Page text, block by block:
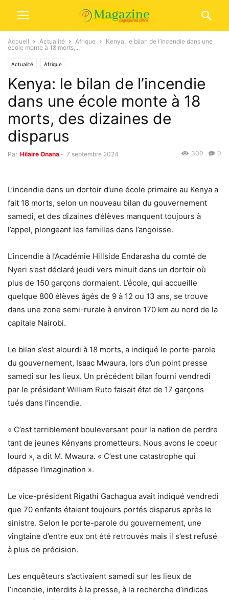
Accueil Actualité Afrique
Kenya: le bilan de l’incendie dans une
école monte à 18 morts,...
Actualité Afrique
Kenya: le bilan de l’incendie
dans une école monte à 18
morts, des dizaines de
disparus
Par Hilaire Onana - 7 septembre 2024 0
300
L’incendie dans un dortoir d’une école primaire au Kenya a
fait 18 morts, selon un nouveau bilan du gouvernement
samedi, et des dizaines d’élèves manquent toujours à
l’appel, plongeant les familles dans l’angoisse.
L’incendie à l’Académie Hillside Endarasha du comté de
Nyeri s’est déclaré jeudi vers minuit dans un dortoir où
plus de 150 garçons dormaient. L’école, qui accueille
quelque 800 élèves âgés de 9 à 12 ou 13 ans, se trouve
dans une zone semi-rurale à environ 170 km au nord de la
capitale Nairobi.
Le bilan s’est alourdi à 18 morts, a indiqué le porte-parole
du gouvernement, Isaac Mwaura, lors d’un point presse
samedi sur les lieux. Un précédent bilan fourni vendredi
par le président William Ruto faisait état de 17 garçons
tués dans l’incendie.
« C’est terriblement bouleversant pour la nation de perdre
tant de jeunes Kényans prometteurs. Nous avons le coeur
lourd », a dit M. Mwaura. « C’est une catastrophe qui
dépasse l’imagination ».
Le vice-président Rigathi Gachagua avait indiqué vendredi
que 70 enfants étaient toujours portés disparus après le
sinistre. Selon le porte-parole du gouvernement, une
vingtaine d’entre eux ont été retrouvés mais il s’est refusé
à plus de précision.
Les enquêteurs s’activaient samedi sur les lieux de
l’incendie, interdits à la presse, à la recherche d’indices